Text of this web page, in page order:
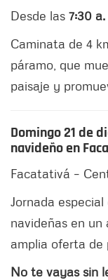
Desde las 7:30
Caminata de 4
páramo, que
paisaje y
Domingo 21 de
navideño en
Facatativá –
Jornada
navideñas en
amplia oferta de
No te vayas sin